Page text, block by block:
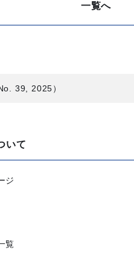
一覧へ
39, 2025）
いて
ジ
覧